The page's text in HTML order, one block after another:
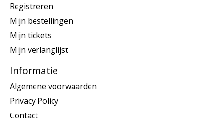
Registreren
Mijn bestellingen
Mijn tickets
Mijn verlanglijst
Informatie
Algemene voorwaarden
Privacy Policy
Contact